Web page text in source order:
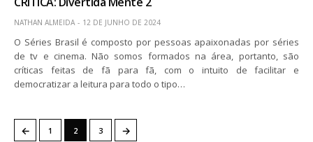
NATHAN ALMEIDA 12 DE JUNHO DE 2024
O Séries Brasil é composto por pessoas apaixonadas por séries
de tv e cinema. Não somos formados na área, portanto, são
críticas feitas de fã para fã, com o intuito de facilitar e
democratizar a leitura para todo o tipo…
← 1 2 3 →